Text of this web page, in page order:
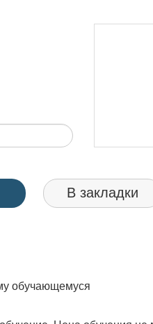
В закладки
обучающемуся